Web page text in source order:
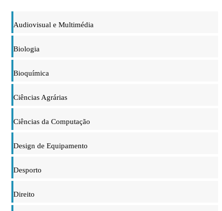
Audiovisual e Multimédia
Biologia
Bioquímica
Ciências Agrárias
Ciências da Computação
Design de Equipamento
Desporto
Direito